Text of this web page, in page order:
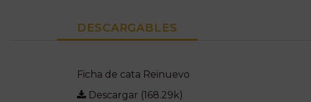
DESCARGABLES
Ficha de cata Reinuevo
Descargar (168.29k)